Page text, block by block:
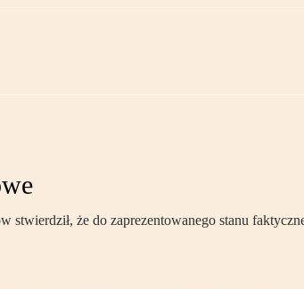
że do zaprezentowanego stanu